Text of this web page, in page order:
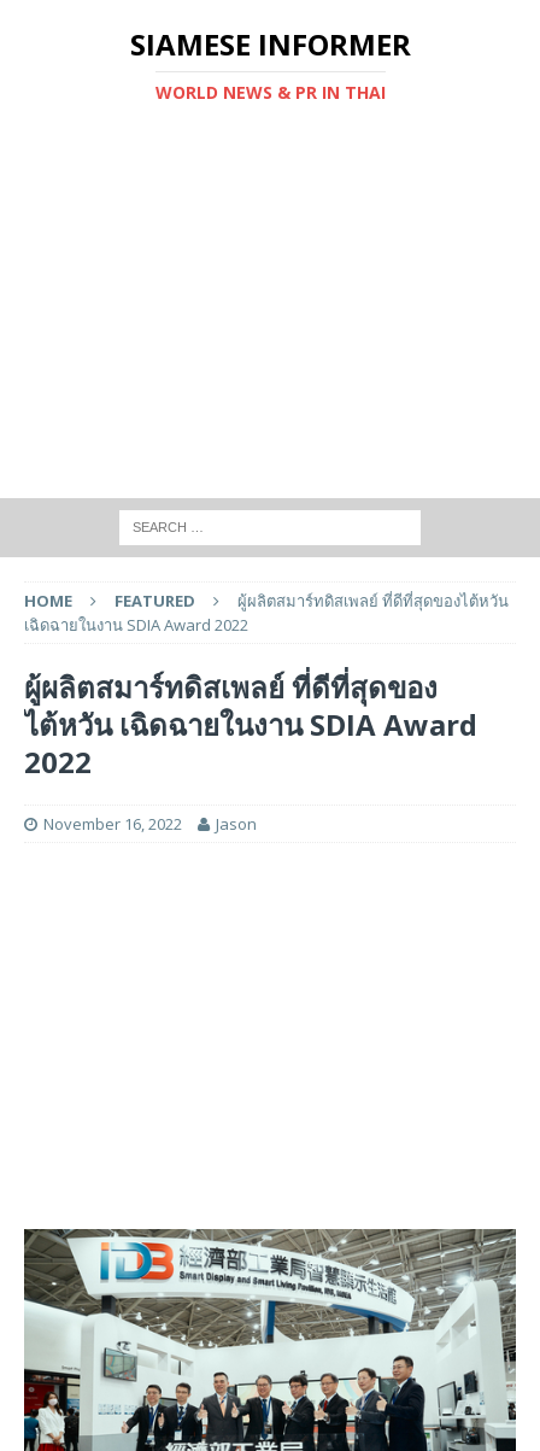
SIAMESE INFORMER
WORLD NEWS & PR IN THAI
HOME FEATURED
ผู้ผลิตสมาร์ทดิสเพลย์ ที่ดีที่สุดของไต้หวัน
เฉิดฉายในงาน SDIA Award 2022
ผู้ผลิตสมาร์ทดิสเพลย์ ที่ดีที่สุดของ
ไต้หวัน เฉิดฉายในงาน SDIA Award
2022
November 16, 2022 Jason